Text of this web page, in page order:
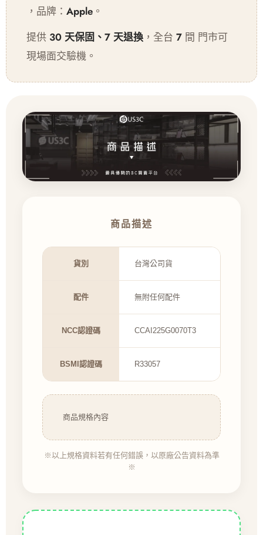
，品牌： Apple 。
提供 30 天保固、7 天退換 ，全台 7 間 門市可
現場面交驗機。
商品描述
貨別 台灣公司貨
配件 無附任何配件
NCC認證碼 CCAI225G0070T3
BSMI認證碼 R33057
商品規格內容
※以上規格資料若有任何錯誤，以原廠公告資料為準
※